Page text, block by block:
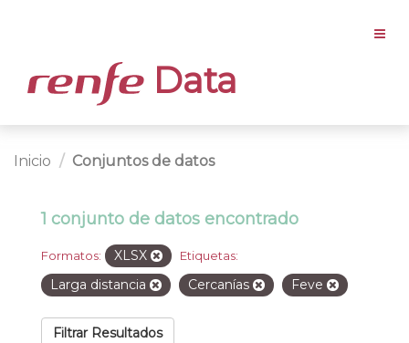
Data
Inicio Conjuntos de datos
1 conjunto de datos encontrado
Formatos: XLSX Etiquetas:
Larga distancia Cercanías Feve
Filtrar Resultados